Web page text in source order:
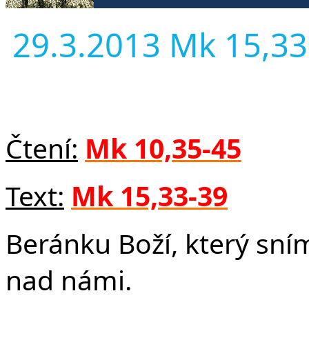
29.3.2013 Mk
Čtení: Mk 10,35-45
Text: Mk 15,33-39
Beránku Boží, který
nad námi.